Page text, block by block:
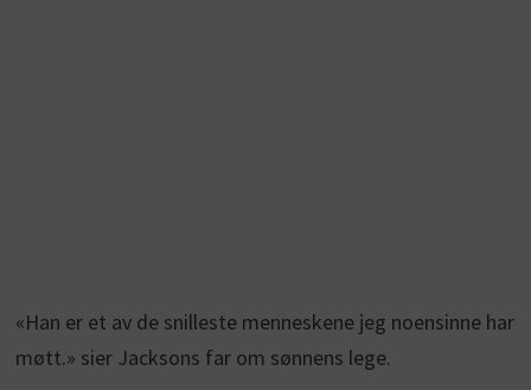
«Han er et av de snilleste menneskene jeg noensinne har
møtt.» sier Jacksons far om sønnens lege.